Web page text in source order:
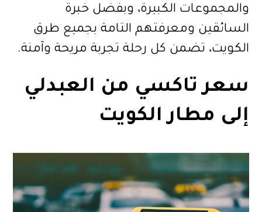
والمجموعات الكبيرة، وبفضل خبرة
السائقين ومعرفتهم التامة بجميع طرق
الكويت، تضمن كل رحلة تجربة مريحة وآمنة.
سعر تاكسي من العبدلي
إلى مطار الكويت